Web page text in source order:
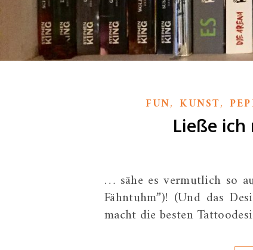
FUN,KUNST,
Ließe
… sähe es vermutlich so
Fähntuhm”)! (Und das
macht die besten